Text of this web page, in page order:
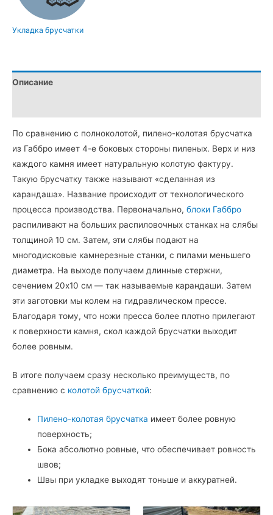
Габбро
Укладка брусчатки
Описание
По сравнению с полноколотой, пилено-колотая брусчатка
из Габбро имеет 4-е боковых стороны пиленых. Верх и низ
каждого камня имеет натуральную колотую фактуру.
Такую брусчатку также называют «сделанная из
карандаша». Название происходит от технологического
процесса производства. Первоначально, блоки Габбро
распиливают на больших распиловочных станках на слябы
толщиной 10 см. Затем, эти слябы подают на
многодисковые камнерезные станки, с пилами меньшего
диаметра. На выходе получаем длинные стержни,
сечением 20х10 см — так называемые карандаши. Затем
эти заготовки мы колем на гидравлическом прессе.
Благодаря тому, что ножи пресса более плотно прилегают
к поверхности камня, скол каждой брусчатки выходит
более ровным.
В итоге получаем сразу несколько преимуществ, по
сравнению с колотой брусчаткой:
Пилено-колотая брусчатка имеет более ровную
поверхность;
Бока абсолютно ровные, что обеспечивает ровность
швов;
Швы при укладке выходят тоньше и аккуратней.